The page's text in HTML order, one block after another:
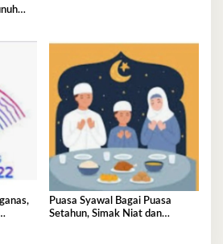
Puasa Syawal Bagai Puasa
Setahun, Simak Niat dan